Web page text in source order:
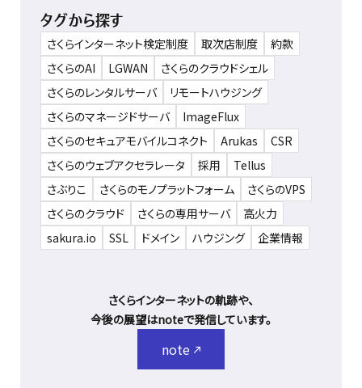
タグから探す
さくらインターネット検定制度 取次店制度
約款
さくらのAI
LGWAN
さくらのクラウドシェル
さくらのレンタルサーバ
リモートハウジング
さくらのマネージドサーバ
ImageFlux
さくらのセキュアモバイルコネクト
Arukas
CSR
さくらのウェブアクセラレータ
採用
Tellus
さぶりこ
さくらのモノプラットフォーム
さくらのVPS
さくらのクラウド
さくらの専用サーバ
高火力
sakura.io
SSL ドメイン ハウジング 企業情報
さくらインターネットの軌跡や、
今後の展望はnoteで発信しています。
note